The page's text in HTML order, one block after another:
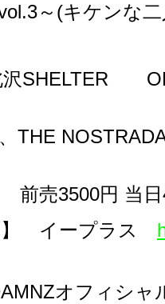
～ (キケンな
SHELTER
、 THE
前売3500円 当日
】 イープラス
オフィシャ